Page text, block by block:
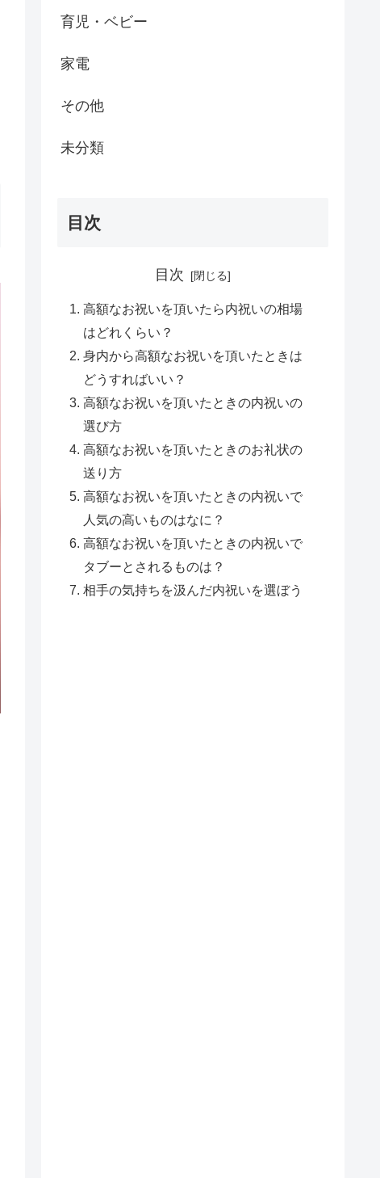
育児・ベビー
家電
その他
未分類
目次
目次
高額なお祝いを頂いたら内祝いの相場
はどれくらい？
身内から高額なお祝いを頂いたときは
どうすればいい？
高額なお祝いを頂いたときの内祝いの
選び方
高額なお祝いを頂いたときのお礼状の
送り方
高額なお祝いを頂いたときの内祝いで
人気の高いものはなに？
高額なお祝いを頂いたときの内祝いで
タブーとされるものは？
相手の気持ちを汲んだ内祝いを選ぼう